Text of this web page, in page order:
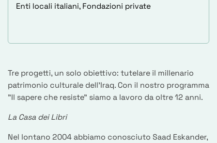
Enti locali italiani, Fondazioni private
Tre progetti, un solo obiettivo: tutelare il millenario
patrimonio culturale dell'Iraq. Con il nostro programma
"Il sapere che resiste" siamo a lavoro da oltre 12 anni.
La Casa dei Libri
Nel lontano 2004 abbiamo conosciuto Saad Eskander,